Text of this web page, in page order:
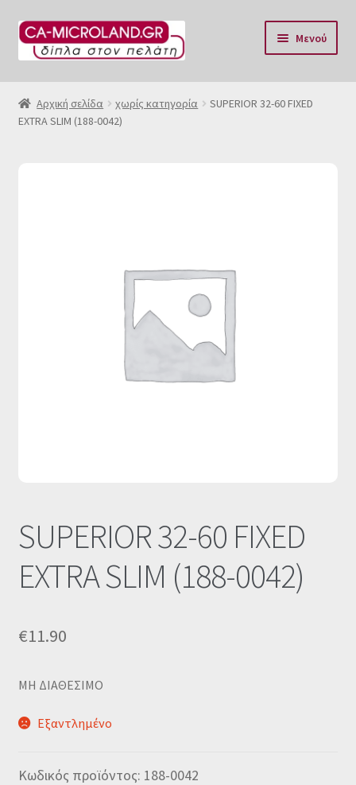
Απευθείας
μετάβαση
Μετάβαση
σε
Μενού
Αρχική
Η Eταιρία μας
Πολιτική επιστροφών
Αρχική σελίδα χωρίς κατηγορία
SUPERIOR 32-60 FIXED
EXTRA SLIM (188-0042)
SUPERIOR 32-60 FIXED
EXTRA SLIM (188-0042)
€11.90
MΗ ΔΙΑΘΕΣΙΜΟ
Εξαντλημένο
Κωδικός προϊόντος: 188-0042